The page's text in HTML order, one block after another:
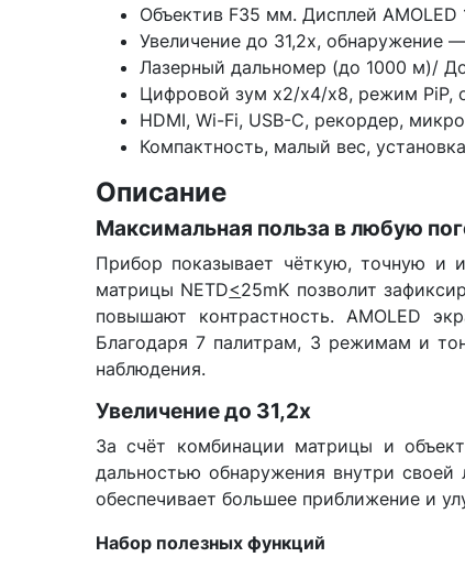
Объектив F35 мм. Дисплей AMOLED
Увеличение до 31,2x, обнаружение
Лазерный дальномер (до 1000 м)/
Цифровой зум x2/x4/x8, режим PiP,
HDMI, Wi-Fi, USB-C, рекордер,
Компактность, малый вес,
Описание
Максимальная польза в любую
Прибор показывает чёткую, точную и
матрицы NETD<25mK позволит
повышают контрастность. AMOLED
Благодаря 7 палитрам, 3 режимам и
наблюдения.
Увеличение до 31,2x
За счёт комбинации матрицы и
дальностью обнаружения внутри
обеспечивает большее приближение и
Набор полезных функций